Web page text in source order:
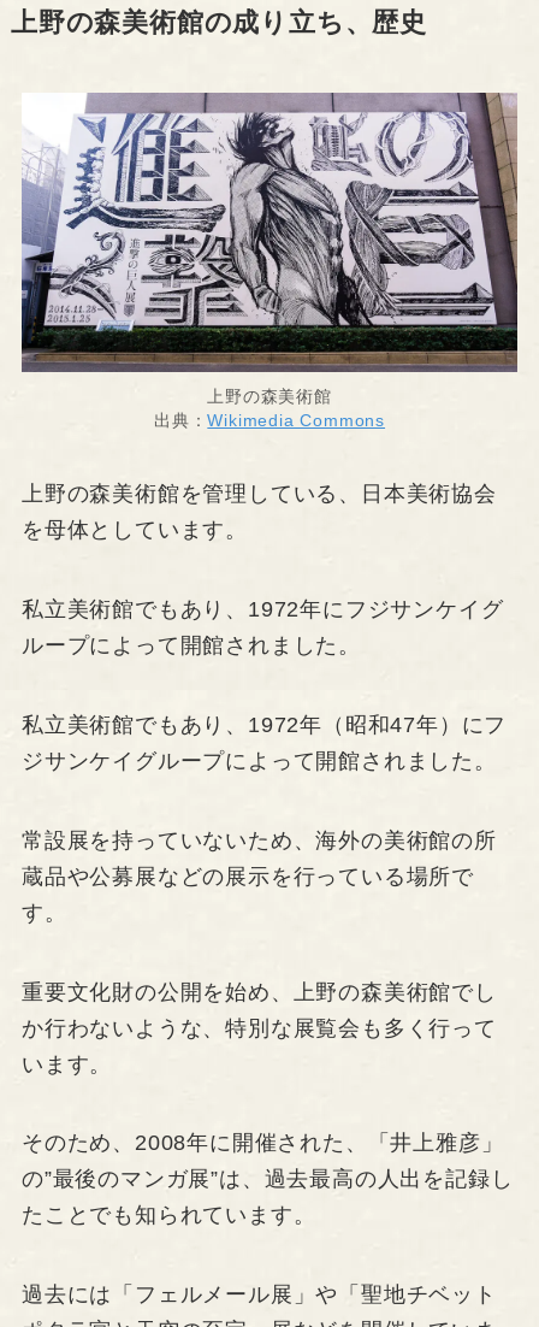
上野の森美術館の成り立ち、歴史
上野の森美術館
出典：Wikimedia Commons
上野の森美術館を管理している、日本美術協会
を母体としています。
私立美術館でもあり、1972年にフジサンケイグ
ループによって開館されました。
私立美術館でもあり、1972年（昭和47年）にフ
ジサンケイグループによって開館されました。
常設展を持っていないため、海外の美術館の所
蔵品や公募展などの展示を行っている場所で
す。
重要文化財の公開を始め、上野の森美術館でし
か行わないような、特別な展覧会も多く行って
います。
そのため、2008年に開催された、「井上雅彦」
の”最後のマンガ展”は、過去最高の人出を記録し
たことでも知られています。
過去には「フェルメール展」や「聖地チベット